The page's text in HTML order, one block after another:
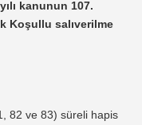
kanunun 107.
Koşullu salıverilme
82 ve 83) süreli hapis